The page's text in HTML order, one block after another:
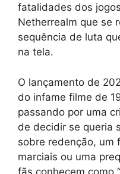
fatalidades dos
Netherrealm que se
sequência de luta
na tela.
O lançamento de
do infame filme de
passando por uma
de decidir se queria
sobre redenção, um
marciais ou uma
fãs conhecem como